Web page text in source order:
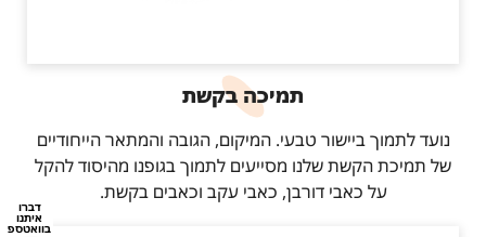
דברו
איתנו
בוואטספ
תמיכה בקשת
נועד לתמוך ביישור טבעי. המיקום, הגובה והמתאר הייחודיים
של תמיכת הקשת שלנו מסייעים לתמוך בגופנו מהיסוד להקל
על כאבי דורבן, כאבי עקב וכאבים בקשת.